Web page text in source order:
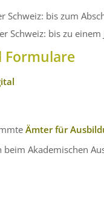
Schweiz: bis zum
Schweiz: bis zu einem
Formulare
Ämter für
beim Akademischen